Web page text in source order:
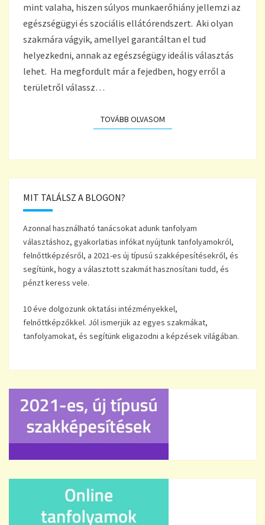
mint valaha, hiszen súlyos munkaerőhiány jellemzi az
egészségügyi és szociális ellátórendszert. Aki olyan
szakmára vágyik, amellyel garantáltan el tud
helyezkedni, annak az egészségügy ideális választás
lehet. Ha megfordult már a fejedben, hogy erről a
területről válassz…
TOVÁBB OLVASOMTOVÁBB OLVASOM
MIT TALÁLSZ A BLOGON?
Azonnal használható tanácsokat adunk tanfolyam
választáshoz, gyakorlatias infókat nyújtunk tanfolyamokról,
felnőttképzésről, a 2021-es új típusú szakképesítésekről, és
segítünk, hogy a választott szakmát hasznosítani tudd, és
pénzt keress vele.
10 éve dolgozunk oktatási intézményekkel,
felnőttképzőkkel. Jól ismerjük az egyes szakmákat,
tanfolyamokat, és segítünk eligazodni a képzések világában.